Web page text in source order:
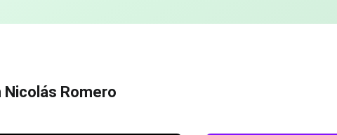
Nicolás Romero